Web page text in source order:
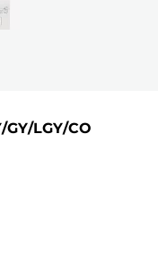
LGY/CO